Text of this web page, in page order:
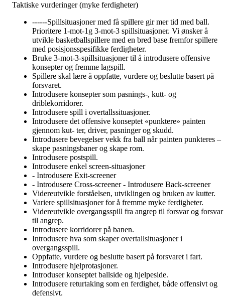
Taktiske vurderinger (myke ferdigheter)
------Spillsituasjoner med få spillere gir mer tid med ball.
Prioritere 1-mot-1g 3-mot-3 spillsituasjoner. Vi ønsker å
utvikle basketballspillere med en bred base fremfor spillere
med posisjonsspesifikke ferdigheter.
Bruke 3-mot-3-spillsituasjoner til å introdusere offensive
konsepter og fremme lagspill.
Spillere skal lære å oppfatte, vurdere og beslutte basert på
forsvaret.
Introdusere konsepter som pasnings-, kutt- og
driblekorridorer.
Introdusere spill i overtallssituasjoner.
Introdusere det offensive konseptet «punktere» painten
gjennom kut- ter, driver, pasninger og skudd.
Introdusere bevegelser vekk fra ball når painten punkteres –
skape pasningsbaner og skape rom.
Introdusere postspill.
Introdusere enkel screen-situasjoner
- Introdusere Exit-screener
- Introdusere Cross-screener - Introdusere Back-screener
Videreutvikle forståelsen, utviklingen og bruken av kutter.
Variere spillsituasjoner for å fremme myke ferdigheter.
Videreutvikle overgangsspill fra angrep til forsvar og forsvar
til angrep.
Introdusere korridorer på banen.
Introdusere hva som skaper overtallsituasjoner i
overgangsspill.
Oppfatte, vurdere og beslutte basert på forsvaret i fart.
Introdusere hjelprotasjoner.
Introduser konseptet ballside og hjelpeside.
Introdusere returtaking som en ferdighet, både offensivt og
defensivt.